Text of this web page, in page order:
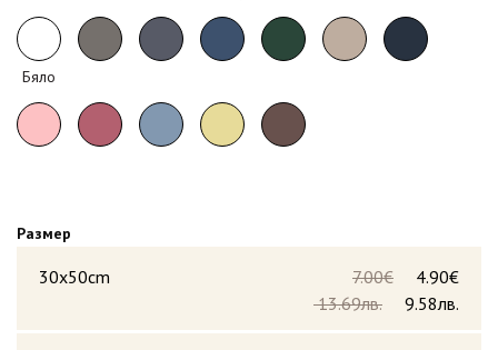
Бяло
Размер
30x50cm 4.90€
7.00€
9.58лв.
13.69лв.